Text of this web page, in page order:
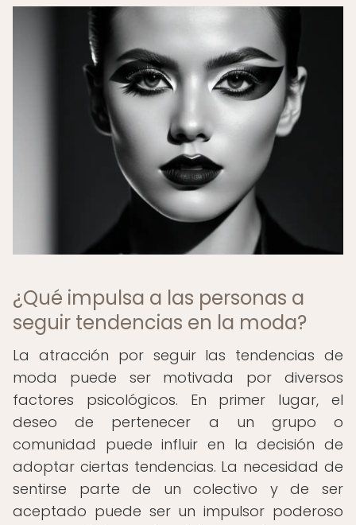
¿Qué impulsa a las personas a
seguir tendencias en la moda?
La atracción por seguir las tendencias de
moda puede ser motivada por diversos
factores psicológicos. En primer lugar, el
deseo de pertenecer a un grupo o
comunidad puede influir en la decisión de
adoptar ciertas tendencias. La necesidad de
sentirse parte de un colectivo y de ser
aceptado puede ser un impulsor poderoso